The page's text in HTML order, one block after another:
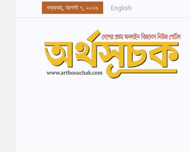
শুক্রবার, আগস্ট ৭, ২০২৬ English